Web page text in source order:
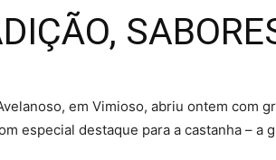
em Vimioso, abriu ontem
especial destaque para a castanha – a